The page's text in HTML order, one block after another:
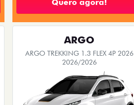
Quero agora!
ARGO
ARGO TREKKING 1.3 FLEX 4P 2026
2026/2026